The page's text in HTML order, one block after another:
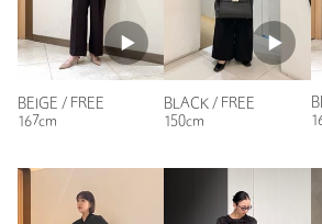
参考になった
投稿日： 2026年7月16日
購入カラー：BEIGE
BEIGE / FREE
167cm
BLACK / FREE
150cm